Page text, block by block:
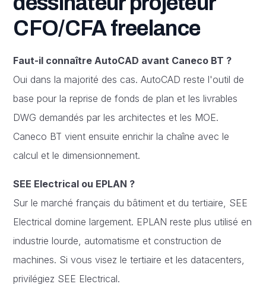
CFO/CFA freelance
Faut-il connaître AutoCAD avant Caneco BT ?
Oui dans la majorité des cas. AutoCAD reste l'outil de
base pour la reprise de fonds de plan et les livrables
DWG demandés par les architectes et les MOE.
Caneco BT vient ensuite enrichir la chaîne avec le
calcul et le dimensionnement.
SEE Electrical ou EPLAN ?
Sur le marché français du bâtiment et du tertiaire, SEE
Electrical domine largement. EPLAN reste plus utilisé en
industrie lourde, automatisme et construction de
machines. Si vous visez le tertiaire et les datacenters,
privilégiez SEE Electrical.